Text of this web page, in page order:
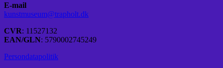
E-mail
kunstmuseum@trapholt.dk
CVR: 11527132
EAN/GLN: 5790002745249
Persondatapolitik